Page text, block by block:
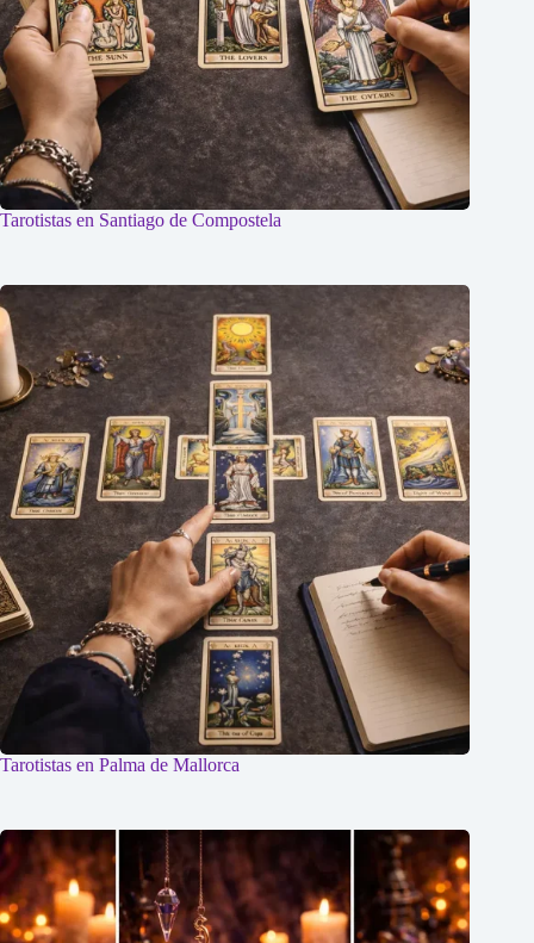
Tarotistas en Santiago de Compostela
Tarotistas en Palma de Mallorca